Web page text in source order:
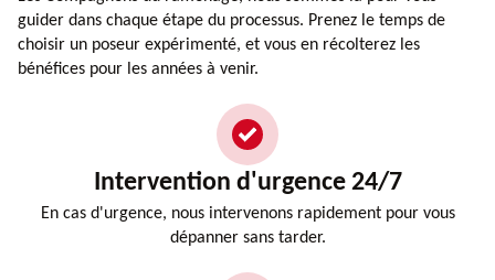
guider dans chaque étape du processus. Prenez le temps de
choisir un poseur expérimenté, et vous en récolterez les
bénéfices pour les années à venir.
Intervention d'urgence 24/7
En cas d'urgence, nous intervenons rapidement pour vous
dépanner sans tarder.